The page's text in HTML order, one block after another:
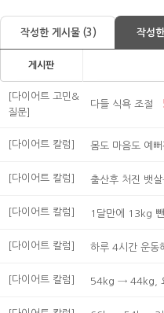
작성한 게시물 (3) 작성
게시판
[다이어트 고민&
질문]
다들 식욕 조절
[다이어트 칼럼] 몸도 마음도 예
[다이어트 칼럼] 출산후 처진 뱃
[다이어트 칼럼] 1달만에 13kg
[다이어트 칼럼] 하루 4시간 운동
[다이어트 칼럼] 54kg → 44kg,